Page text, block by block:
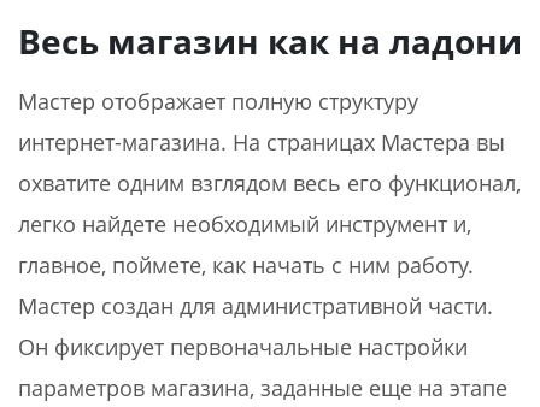
Весь магазин как на ладони
Мастер отображает полную структуру
интернет-магазина. На страницах Мастера вы
охватите одним взглядом весь его функционал,
легко найдете необходимый инструмент и,
главное, поймете, как начать с ним работу.
Мастер создан для административной части.
Он фиксирует первоначальные настройки
параметров магазина, заданные еще на этапе